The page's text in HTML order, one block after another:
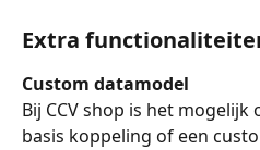
Extra
Custom datamodel
Bij CCV shop is het
basis koppeling of een